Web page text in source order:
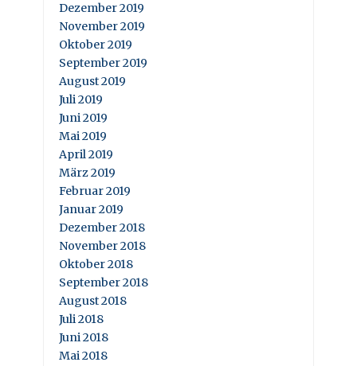
Dezember 2019
November 2019
Oktober 2019
September 2019
August 2019
Juli 2019
Juni 2019
Mai 2019
April 2019
März 2019
Februar 2019
Januar 2019
Dezember 2018
November 2018
Oktober 2018
September 2018
August 2018
Juli 2018
Juni 2018
Mai 2018